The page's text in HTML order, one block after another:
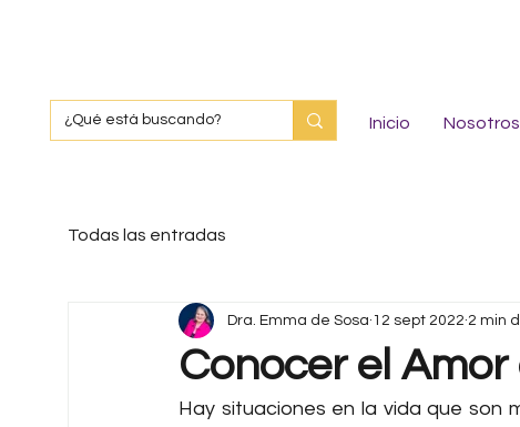
Inicio Nosotros
Todas las entradas
Conocer el Amor
Dra. Emma de Sosa 12 sept 2022 2 min
Hay situaciones en la vida que son